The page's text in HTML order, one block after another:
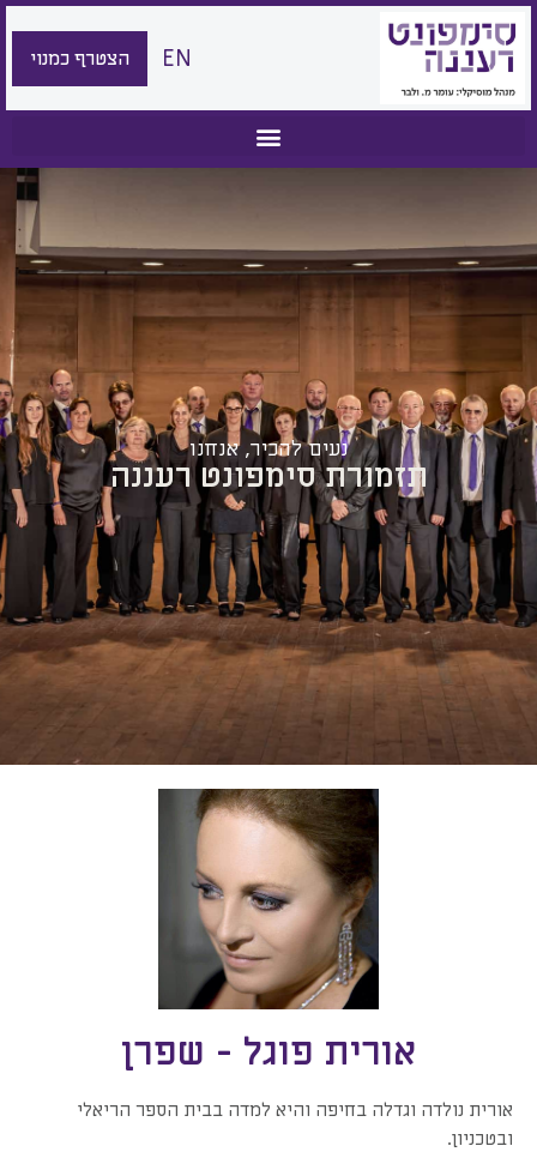
EN הצטרף כמנוי
נעים להכיר, אנחנו
תזמורת סימפונט רעננה
אורית פוגל - שפרן
אורית נולדה וגדלה בחיפה והיא למדה בבית הספר הריאלי
ובטכניון.